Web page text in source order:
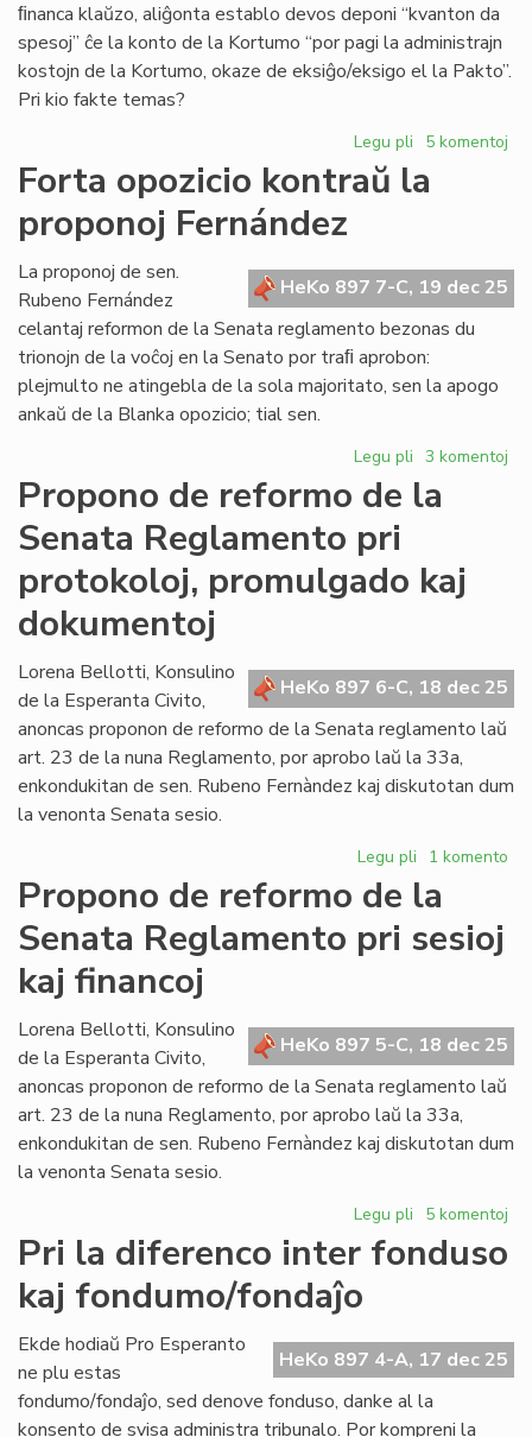
ﬁnanca klaŭzo, aliĝonta establo devos deponi “kvanton da
spesoj” ĉe la konto de la Kortumo “por pagi la administrajn
kostojn de la Kortumo, okaze de eksiĝo/eksigo el la Pakto”.
Pri kio fakte temas?
Legu pli pri
estonta
fortikaĵo?
5 komentoj
Forta opozicio kontraŭ la
proponoj Fernández
HeKo 897 7-C, 19 dec 25
La proponoj de sen.
Rubeno Fernández
celantaj reformon de la Senata reglamento bezonas du
trionojn de la voĉoj en la Senato por traﬁ aprobon:
plejmulto ne atingebla de la sola majoritato, sen la apogo
ankaŭ de la Blanka opozicio; tial sen.
Legu pli pri
Forta
opozicio
proponoj
Fernández
3 komentoj
Propono de reformo de la
Senata Reglamento pri
protokoloj, promulgado kaj
dokumentoj
HeKo 897 6-C, 18 dec 25
Lorena Bellotti, Konsulino
de la Esperanta Civito,
anoncas proponon de reformo de la Senata reglamento laŭ
art. 23 de la nuna Reglamento, por aprobo laŭ la 33a,
enkondukitan de sen. Rubeno Fernàndez kaj diskutotan dum
la venonta Senata sesio.
Legu pli pri
Propono
de
reformo
de
Reglamento
pri
protokoloj,
promulgado
kaj
dokumentoj
1 komento
Propono de reformo de la
Senata Reglamento pri sesioj
kaj financoj
HeKo 897 5-C, 18 dec 25
Lorena Bellotti, Konsulino
de la Esperanta Civito,
anoncas proponon de reformo de la Senata reglamento laŭ
art. 23 de la nuna Reglamento, por aprobo laŭ la 33a,
enkondukitan de sen. Rubeno Fernàndez kaj diskutotan dum
la venonta Senata sesio.
Legu pli pri
Propono
de
la
Senata
Reglamento
pri
5 komentoj
Pri la diferenco inter fonduso
kaj fondumo/fondaĵo
HeKo 897 4-A, 17 dec 25
Ekde hodiaŭ Pro Esperanto
ne plu estas
fondumo/fondaĵo, sed denove fonduso, danke al la
konsento de svisa administra tribunalo. Por kompreni la